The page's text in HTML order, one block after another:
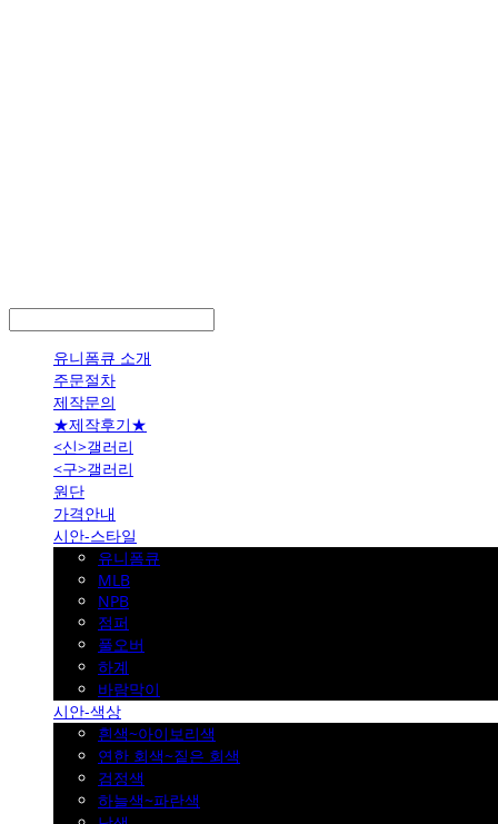
유니폼큐 소개
주문절차
제작문의
★제작후기★
<신>갤러리
<구>갤러리
원단
가격안내
시안-스타일
유니폼큐
MLB
NPB
점퍼
풀오버
하계
바람막이
시안-색상
흰색~아이보리색
연한 회색~짙은 회색
검정색
하늘색~파란색